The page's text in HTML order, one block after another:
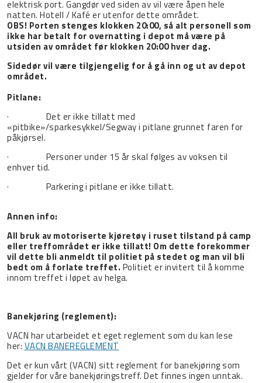
elektrisk port. Gangdør ved siden av vil være åpen hele
natten. Hotell / Kafé er utenfor dette området.
OBS! Porten stenges klokken 20:00, så alt personell som
ikke har betalt for overnatting i depot må være på
utsiden av området før klokken 20:00 hver dag.
Sidedør vil være tilgjengelig for å gå inn og ut av depot
området.
Pitlane:
· Det er ikke tillatt med
«pitbike»/sparkesykkel/Segway i pitlane grunnet faren for
påkjørsel.
· Personer under 15 år skal følges av voksen til
enhver tid.
· Parkering i pitlane er ikke tillatt.
Annen info:
All bruk av motoriserte kjøretøy i ruset tilstand på camp
eller treffområdet er ikke tillatt! Om dette forekommer
vil dette bli anmeldt til politiet på stedet og man vil bli
bedt om å forlate treffet. Politiet er invitert til å komme
innom treffet i løpet av helga.
Banekjøring (reglement):
VACN har utarbeidet et eget reglement som du kan lese
her: VACN BANEREGLEMENT
Det er kun vårt (VACN) sitt reglement for banekjøring som
gjelder for våre banekjøringstreff. Det finnes ingen unntak.